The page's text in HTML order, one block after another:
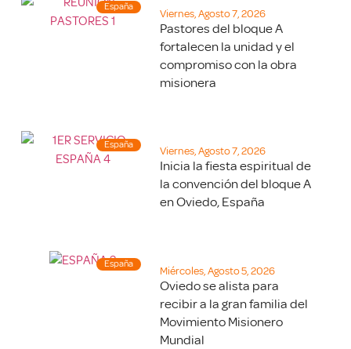
España
Viernes, Agosto 7, 2026
Pastores del bloque A
fortalecen la unidad y el
compromiso con la obra
misionera
España
Viernes, Agosto 7, 2026
Inicia la fiesta espiritual de
la convención del bloque A
en Oviedo, España
España
Miércoles, Agosto 5, 2026
Oviedo se alista para
recibir a la gran familia del
Movimiento Misionero
Mundial